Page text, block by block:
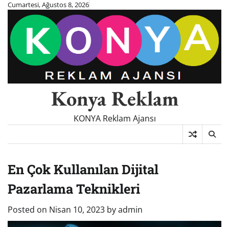
Skip
content
Cumartesi, Ağustos 8, 2026
Konya Reklam
KONYA Reklam Ajansı
En Çok Kullanılan Dijital
Pazarlama Teknikleri
Posted on Nisan 10, 2023 byadmin